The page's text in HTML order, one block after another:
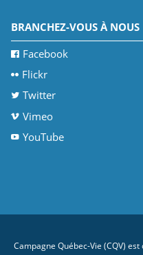
BRANCHEZ-VOUS À NOUS
Facebook
Flickr
Twitter
Vimeo
YouTube
Campagne Québec-Vie (CQV)